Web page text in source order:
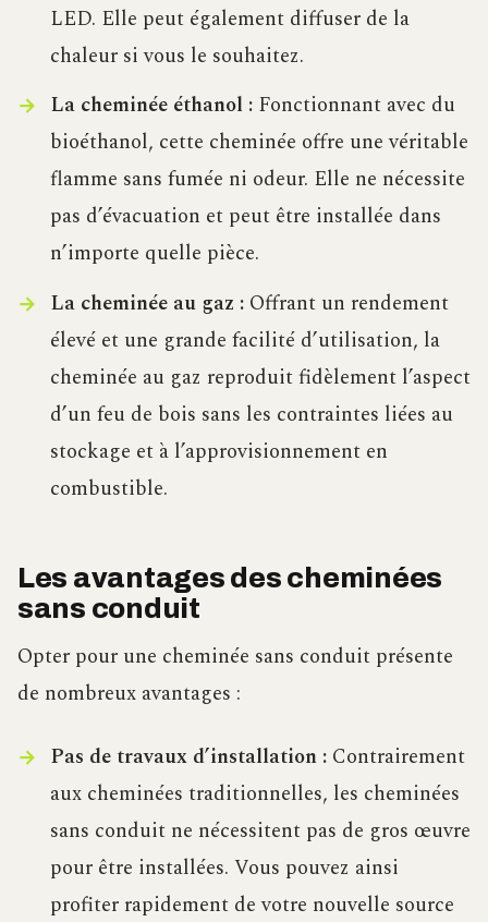
LED. Elle peut également diffuser de la
chaleur si vous le souhaitez.
La cheminée éthanol :Fonctionnant avec du
bioéthanol, cette cheminée offre une véritable
flamme sans fumée ni odeur. Elle ne nécessite
pas d’évacuation et peut être installée dans
n’importe quelle pièce.
La cheminée au gaz :Offrant un rendement
élevé et une grande facilité d’utilisation, la
cheminée au gaz reproduit fidèlement l’aspect
d’un feu de bois sans les contraintes liées au
stockage et à l’approvisionnement en
combustible.
Les avantages des cheminées
sans conduit
Opter pour une cheminée sans conduit présente
de nombreux avantages :
Pas de travaux d’installation :Contrairement
aux cheminées traditionnelles, les cheminées
sans conduit ne nécessitent pas de gros œuvre
pour être installées. Vous pouvez ainsi
profiter rapidement de votre nouvelle source